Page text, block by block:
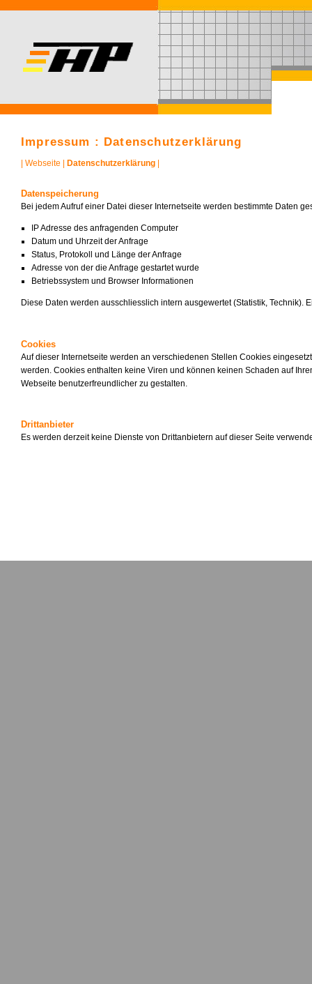
Impressum : Datenschutzerklärung
Webseite Datenschutzerklärung
Datenspeicherung
Bei jedem Aufruf einer Datei dieser Internetseite werden bestimmte Daten
IP Adresse des anfragenden Computer
Datum und Uhrzeit der Anfrage
Status, Protokoll und Länge der Anfrage
Adresse von der die Anfrage gestartet wurde
Betriebssystem und Browser Informationen
Diese Daten werden ausschliesslich intern ausgewertet (Statistik, Technik).
Cookies
Auf dieser Internetseite werden an verschiedenen Stellen Cookies
werden. Cookies enthalten keine Viren und können keinen Schaden auf
Webseite benutzerfreundlicher zu gestalten.
Drittanbieter
Es werden derzeit keine Dienste von Drittanbietern auf dieser Seite